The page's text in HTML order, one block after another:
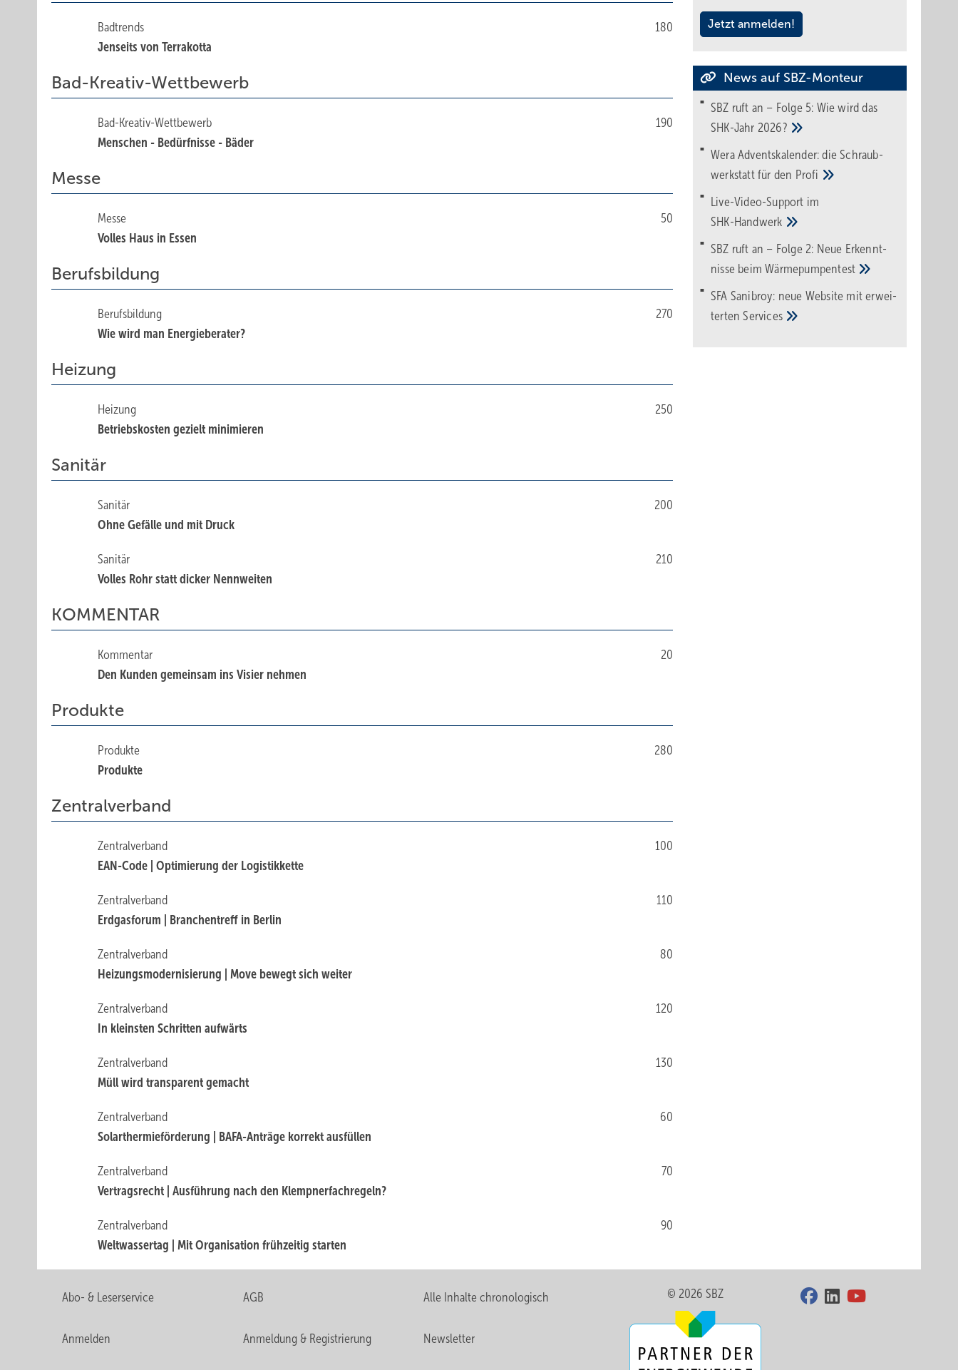
180
Badtrends
Jenseits von Terrakotta
Bad-Kreativ-Wettbewerb
190
Bad-Kreativ-Wettbewerb
Menschen - Bedürfnisse - Bäder
Messe
50
Messe
Volles Haus in Essen
Berufsbildung
270
Berufsbildung
Wie wird man Energieberater?
Heizung
250
Heizung
Betriebskosten gezielt minimieren
Sanitär
200
Sanitär
Ohne Gefälle und mit Druck
210
Sanitär
Volles Rohr statt dicker Nennweiten
KOMMENTAR
20
Kommentar
Den Kunden gemeinsam ins Visier nehmen
Produkte
280
Produkte
Produkte
Zentralverband
100
Zentralverband
EAN-Code | Optimierung der Logistikkette
110
Zentralverband
Erdgasforum | Branchentreff in Berlin
80
Zentralverband
Heizungsmodernisierung | Move bewegt sich weiter
120
Zentralverband
In kleinsten Schritten aufwärts
130
Zentralverband
Müll wird transparent gemacht
60
Zentralverband
Solarthermieförderung | BAFA-Anträge korrekt ausfüllen
70
Zentralverband
Vertragsrecht | Ausführung nach den Klempnerfachregeln?
90
Zentralverband
Weltwassertag | Mit Organisation frühzeitig starten
Jetzt anmelden!
News auf SBZ-Monteur
SBZ ruft an – Folge 5: Wie wird das
SHK-Jahr 2026?
Wera Adventskalender: die Schraub­
werk­statt für den Pro­fi
Live-Video-Support im
SHK-Handwerk
SBZ ruft an – Folge 2: Neue Erkennt­
nisse beimWärme­pumpen­test
SFA Sanibroy: neue Web­site mit erwei­
tertenServices
Abo- & Leserservice AGB Alle Inhalte chronologisch
Anmelden Anmeldung & Registrierung Newsletter
© 2026 SBZ